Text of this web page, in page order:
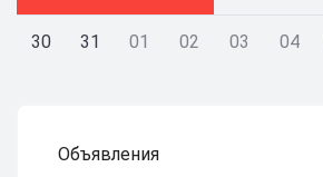
30 31 01 02 03 04
Объявления